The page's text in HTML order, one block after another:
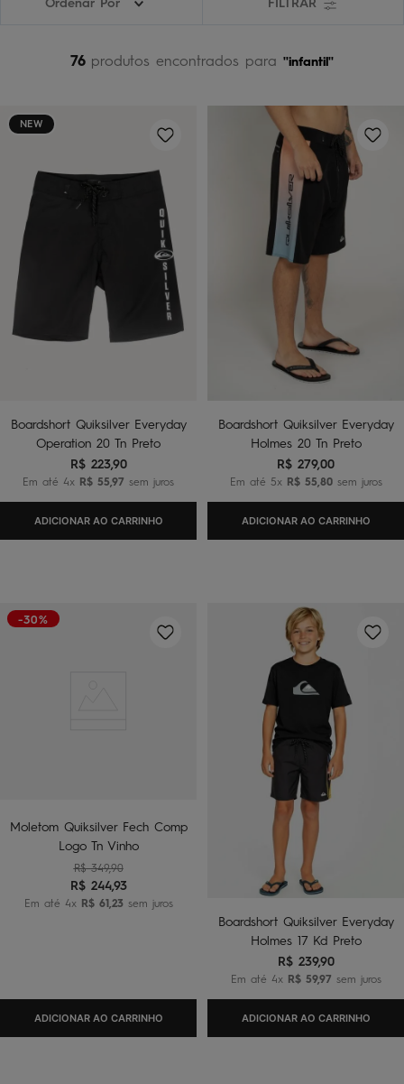
76 produtos infantil
NEW
Boardshort Quiksilver Everyday
Operation 20 Tn Preto
R$ 223,90
Em até 4x R$ 55 97 sem juros
ADICIONAR AO CARRINHO
Boardshort Quiksilver Everyday
Holmes 20 Tn Preto
R$ 279,00
Em até 5x R$ 55 80sem juros
ADICIONAR AO CARRINHO
-30%
Moletom Quiksilver Fech Comp
Logo Tn Vinho
R$ 349,90
R$ 244,93
Em até 4x R$ 61, 23 sem juros
ADICIONAR AO CARRINHO
Boardshort Quiksilver Everyday
Holmes 17 Kd Preto
R$ 239,90
Em até 4x R$ 59,97 sem juros
ADICIONAR AO CARRINHO
8º
10º calça